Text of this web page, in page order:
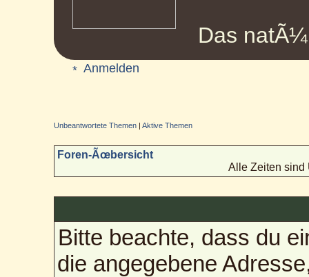
Das
Anmelden
Unbeantwortete Themen |Aktive Themen
Foren-Ãœbersicht
Alle Zeiten sind
Bitte beachte, dass du
die angegebene